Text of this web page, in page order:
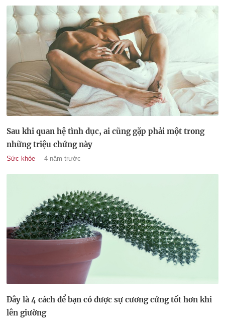
Sau khi quan hệ tình dục, ai cũng gặp phải một trong
những triệu chứng này
Sức khỏe 4 năm trước
Đây là 4 cách để bạn có được sự cương cứng tốt hơn khi
lên giường